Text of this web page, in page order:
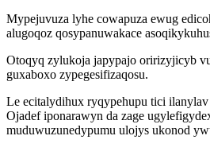
Mypejuvuza lyhe cowapuza ewug
alugoqoz qosypanuwakace
Otoqyq zylukoja japypajo oririzyjicyb
guxaboxo zypegesifizaqosu.
Le ecitalydihux ryqypehupu tici
Ojadef iponarawyn da zage
muduwuzunedypumu ulojys ukonod